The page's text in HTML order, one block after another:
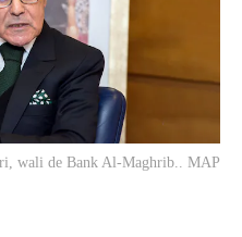
wali de Bank Al-Maghrib.. MAP